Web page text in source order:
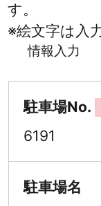
す。
※絵文字は入
情報入力
駐車場No.
6191
駐車場名